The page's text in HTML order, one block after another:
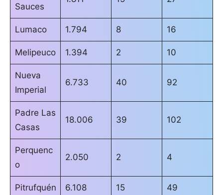
Sauces
Lumaco 1.794 8 16
Melipeuco 1.394 2 10
Nueva
Imperial
6.733 40 92
Padre Las
Casas
18.006 39 102
Perquenc
o
2.050 2 4
Pitrufquén 6.108 15 49